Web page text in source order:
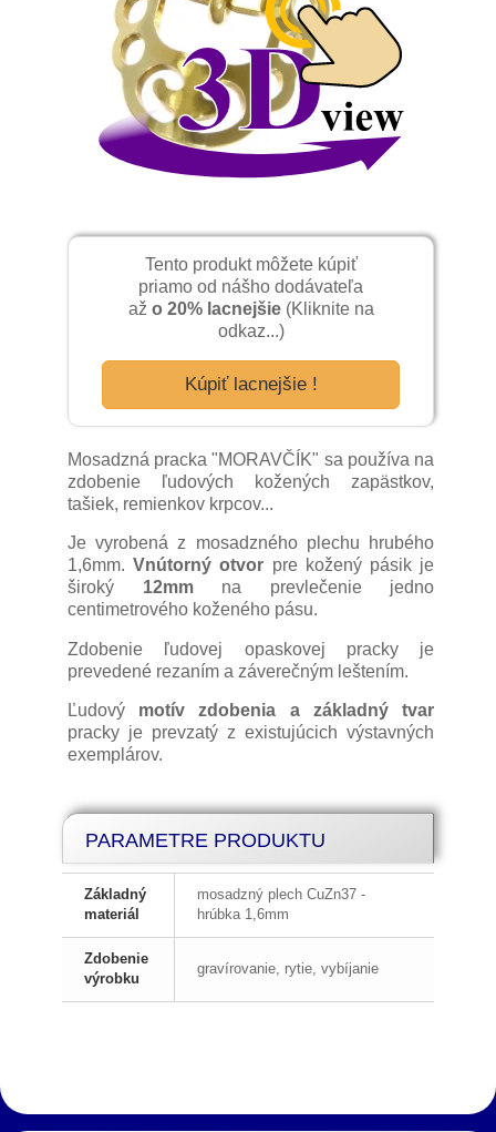
Tento produkt môžete kúpiť
priamo od nášho dodávateľa
až o 20% lacnejšie (Kliknite na
odkaz...)
Kúpiť lacnejšie !
Mosadzná pracka "MORAVČÍK" sa používa na
zdobenie ľudových kožených zapästkov,
tašiek, remienkov krpcov...
Je vyrobená z mosadzného plechu hrubého
1,6mm.Vnútorný otvor pre kožený pásik je
široký 12mmna prevlečenie jedno
centimetrového koženého pásu.
Zdobenie ľudovej opaskovej pracky je
prevedené rezaním a záverečným leštením.
Ľudový motív zdobenia a základný tvar
pracky je prevzatý z existujúcich výstavných
exemplárov.
PARAMETRE PRODUKTU
Základný
materiál
mosadzný plech CuZn37 -
hrúbka 1,6mm
Zdobenie
výrobku
gravírovanie, rytie, vybíjanie